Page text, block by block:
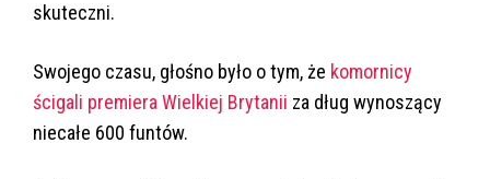
skuteczni.
Swojego czasu, głośno było o tym, że komornicy
ścigali premiera Wielkiej Brytanii za dług wynoszący
niecałe 600 funtów.